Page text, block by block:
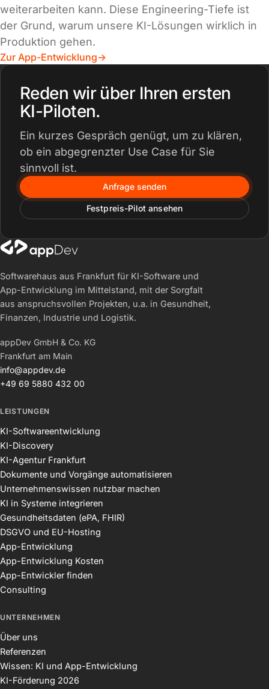
weiterarbeiten kann. Diese Engineering-Tiefe ist
der Grund, warum unsere KI-Lösungen wirklich in
Produktion gehen.
Zur App-Entwicklung
Reden wir über Ihren ersten
KI-Piloten.
Ein kurzes Gespräch genügt, um zu klären,
ob ein abgegrenzter Use Case für Sie
sinnvoll ist.
Anfrage senden
Festpreis-Pilot ansehen
Softwarehaus aus Frankfurt für KI-Software und
App-Entwicklung im Mittelstand, mit der Sorgfalt
aus anspruchsvollen Projekten, u.a. in Gesundheit,
Finanzen, Industrie und Logistik.
appDev GmbH & Co. KG
Frankfurt am Main
info@appdev.de
+49 69 5880 432 00
LEISTUNGEN
KI-Softwareentwicklung
KI-Discovery
KI-Agentur Frankfurt
Dokumente und Vorgänge automatisieren
Unternehmenswissen nutzbar machen
KI in Systeme integrieren
Gesundheitsdaten (ePA, FHIR)
DSGVO und EU-Hosting
App-Entwicklung
App-Entwicklung Kosten
App-Entwickler finden
Consulting
UNTERNEHMEN
Über uns
Referenzen
Wissen: KI und App-Entwicklung
KI-Förderung 2026